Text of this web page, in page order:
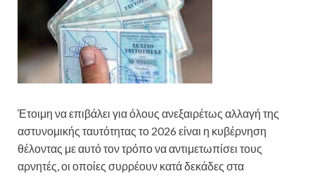
Έτοιμη να επιβάλει για όλους ανεξαιρέτως αλλαγή της
αστυνομικής ταυτότητας το 2026 είναι η κυβέρνηση
θέλοντας με αυτό τον τρόπο να αντιμετωπίσει τους
αρνητές, οι οποίες συρρέουν κατά δεκάδες στα